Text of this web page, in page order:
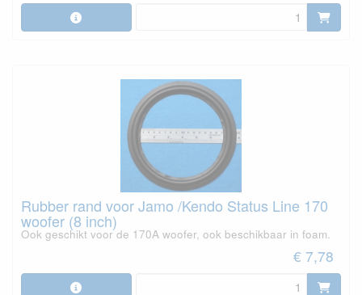
Rubber rand voor Jamo /Kendo Status Line 170
woofer (8 inch)
Ook geschikt voor de 170A woofer, ook beschikbaar in foam.
€ 7,78